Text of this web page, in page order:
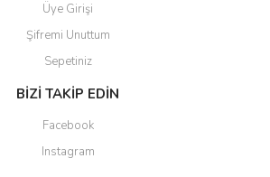
Üye Girişi
Şifremi Unuttum
Sepetiniz
BİZİ TAKİP EDİN
Facebook
Instagram